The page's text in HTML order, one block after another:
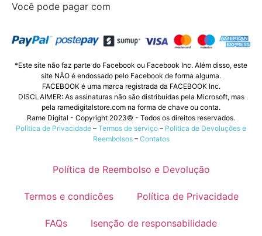
Você pode pagar com
*Este site não faz parte do Facebook ou Facebook Inc. Além disso, este
site NÃO é endossado pelo Facebook de forma alguma.
FACEBOOK é uma marca registrada da FACEBOOK Inc.
DISCLAIMER: As assinaturas não são distribuídas pela Microsoft, mas
pela ramedigitalstore.com na forma de chave ou conta.
Rame Digital - Copyright 2023© - Todos os direitos reservados.
Política de Privacidade – Termos de serviço – Política de Devoluções e
Reembolsos– Contatos
Política de Reembolso e Devolução
Termos e condicões Política de Privacidade
FAQs Isenção de responsabilidade